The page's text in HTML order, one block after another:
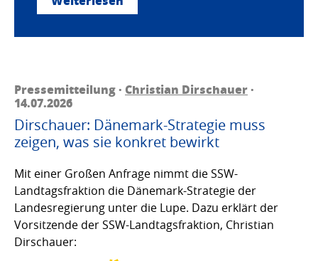
Pressemitteilung · Christian Dirschauer·
14.07.2026
Dirschauer: Dänemark-Strategie muss
zeigen, was sie konkret bewirkt
Mit einer Großen Anfrage nimmt die SSW-
Landtagsfraktion die Dänemark-Strategie der
Landesregierung unter die Lupe. Dazu erklärt der
Vorsitzende der SSW-Landtagsfraktion, Christian
Dirschauer: